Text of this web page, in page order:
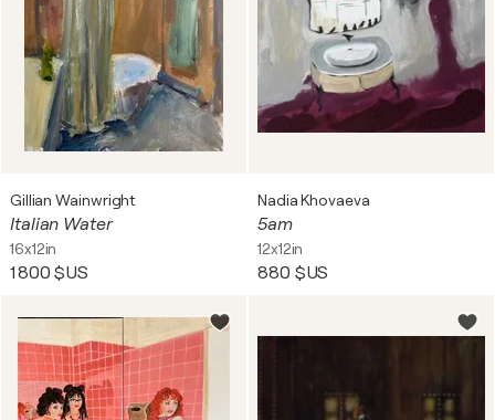
Gillian Wainwright
Italian Water
16x12in
1 800 $US
Nadia Khovaeva
5am
12x12in
880 $US